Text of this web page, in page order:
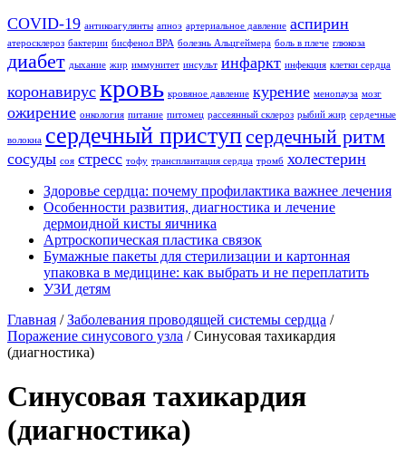
COVID-19 антикоагулянты апноэ артериальное давление аспирин
атеросклероз бактерии бисфенол BPA болезнь Альцгеймера боль в плече глюкоза
диабет дыхание жир иммунитет инсульт инфаркт инфекция клетки сердца
коронавирус кровь кровяное давление курение менопауза мозг
ожирение онкология питание питомец рассеянный склероз рыбий жир сердечные
волокна сердечный приступсердечный ритм
сосуды соя стресс тофу трансплантация сердца тромб холестерин
Здоровье сердца: почему профилактика важнее лечения
Особенности развития, диагностика и лечение
дермоидной кисты яичника
Артроскопическая пластика связок
Бумажные пакеты для стерилизации и картонная
упаковка в медицине: как выбрать и не переплатить
УЗИ детям
Главная /Заболевания проводящей системы сердца /
Поражение синусового узла /Синусовая тахикардия
(диагностика)
Синусовая тахикардия
(диагностика)